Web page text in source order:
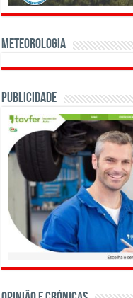
Meteorologia
Publicidade